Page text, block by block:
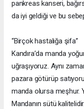
pankreas kanseri,
da iyi geldiği ve bu
“Birçok hastalığa şifa”
Kandıra’da manda
uğraşıyoruz. Aynı
pazara götürüp
manda olursa meşhur.
Mandanın sütü